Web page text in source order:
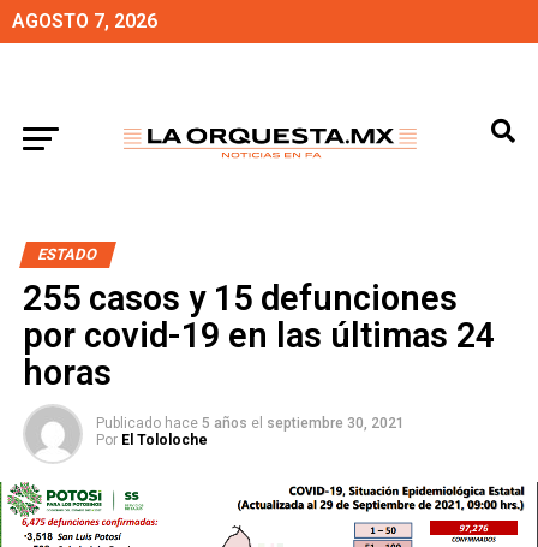
AGOSTO 7, 2026
ESTADO
255 casos y 15 defunciones
por covid-19 en las últimas 24
horas
Publicado hace 5 años el septiembre 30, 2021
Por El Tololoche